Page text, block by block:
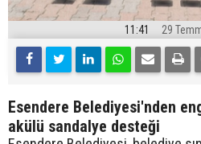
11:41 29
Esendere Belediyesi'nden
akülü sandalye desteği